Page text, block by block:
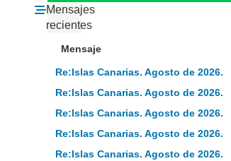
Mensajes
recientes
Mensaje
Re:Islas Canarias. Agosto de 2026.
Re:Islas Canarias. Agosto de 2026.
Re:Islas Canarias. Agosto de 2026.
Re:Islas Canarias. Agosto de 2026.
Re:Islas Canarias. Agosto de 2026.